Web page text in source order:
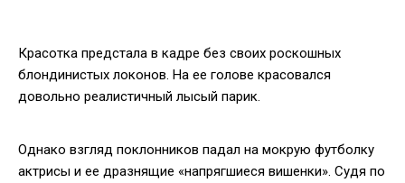
Красотка предстала в кадре без своих роскошных
блондинистых локонов. На ее голове красовался
довольно реалистичный лысый парик.
Однако взгляд поклонников падал на мокрую футболку
актрисы и ее дразнящие «напрягшиеся вишенки». Судя по